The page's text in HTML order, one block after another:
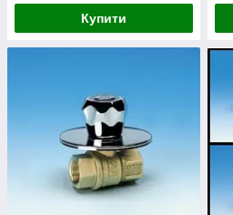
Купити